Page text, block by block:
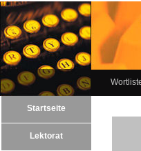
Startseite
Lektorat